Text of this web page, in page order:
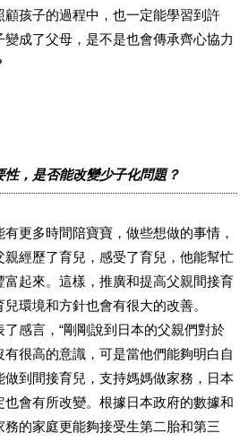
孩子的過程中，也一定能學習到許
成了父母，是不是也會傳承齊心協力
，是否能改變少子化問題？
更多時間陪寶寶，做些想做的事情，
親經歷了育兒，感受了育兒，他能幫忙
起來。這樣，推廣和提高父親間接育
環境和方針也會有很大的改善。
感言，“剛剛說到日本的父親們對於
很高的意識，可是當他們能夠明白自
到間接育兒，支持媽媽做家務，日本
會有所改變。根據日本政府的數據和
的家庭更能夠接受生第二胎和第三